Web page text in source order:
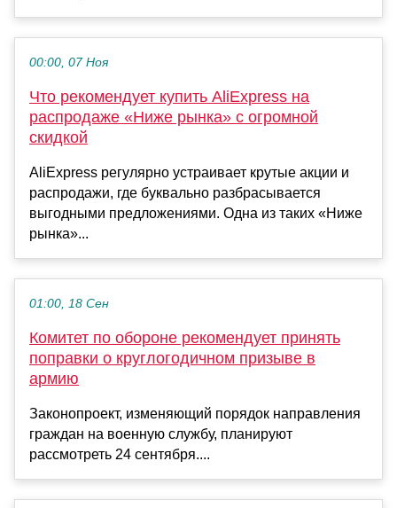
00:00, 07 Ноя
Что рекомендует купить AliExpress на
распродаже «Ниже рынка» с огромной
скидкой
AliExpress регулярно устраивает крутые акции и
распродажи, где буквально разбрасывается
выгодными предложениями. Одна из таких «Ниже
рынка»...
01:00, 18 Сен
Комитет по обороне рекомендует принять
поправки о круглогодичном призыве в
армию
Законопроект, изменяющий порядок направления
граждан на военную службу, планируют
рассмотреть 24 сентября....